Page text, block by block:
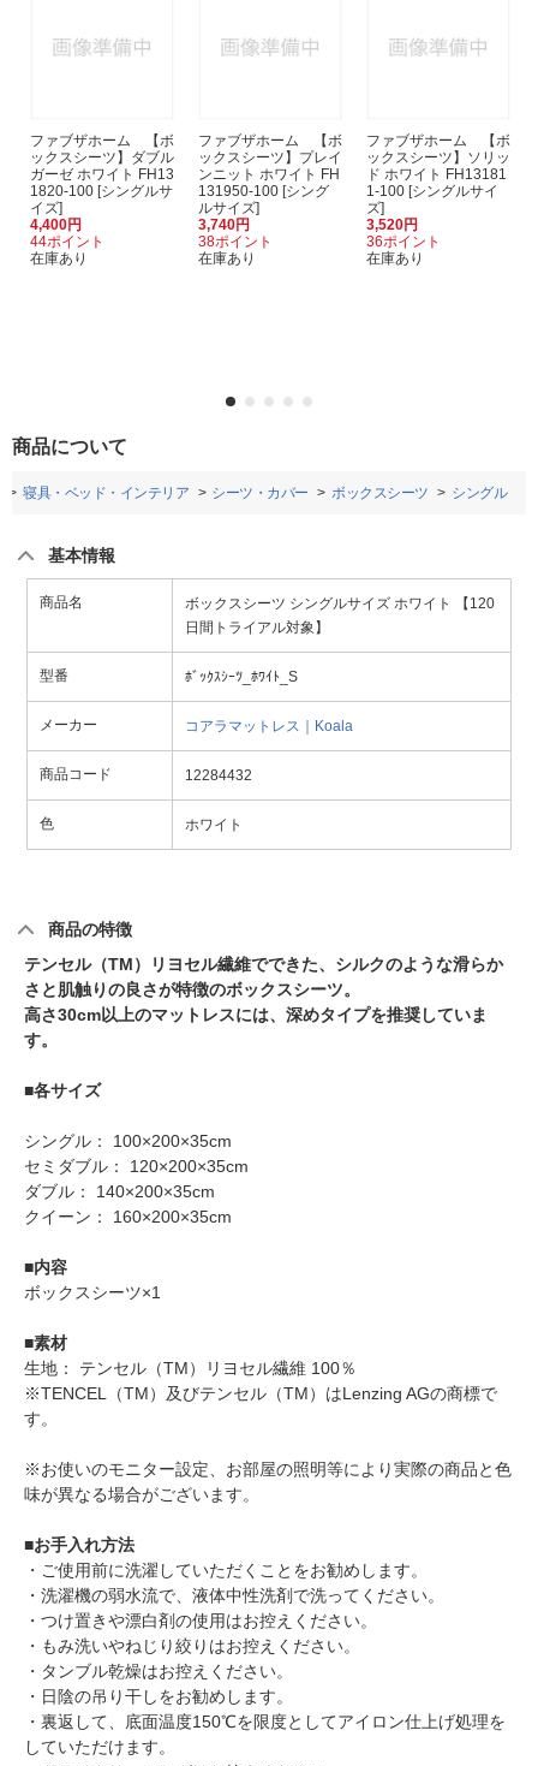
ファブザホーム 【ボ
ックスシーツ】ダブル
ガーゼ ホワイト FH13
1820-100 [シングルサ
イズ]
4,400円
44ポイント
在庫あり
ファブザホーム 【ボ
ックスシーツ】プレイ
ンニット ホワイト FH
131950-100 [シング
ルサイズ]
3,740円
38ポイント
在庫あり
ファブザホーム 【ボ
ックスシーツ】ソリッ
ド ホワイト FH13181
1-100 [シングルサイ
ズ]
3,520円
36ポイント
在庫あり
商品について
寝具・ベッド・インテリア シーツ・カバー ボックスシーツ シングル
基本情報
商品名
ボックスシーツ シングルサイズ ホワイト 【120
日間トライアル対象】
型番 ﾎﾞｯｸｽｼｰﾂ_ﾎﾜｲﾄ_S
メーカー コアラマットレス｜Koala
商品コード 12284432
色 ホワイト
商品の特徴
テンセル（TM）リヨセル繊維でできた、シルクのような滑らか
さと肌触りの良さが特徴のボックスシーツ。
高さ30cm以上のマットレスには、深めタイプを推奨していま
す。
■各サイズ
シングル： 100×200×35cm
セミダブル： 120×200×35cm
ダブル： 140×200×35cm
クイーン： 160×200×35cm
■内容
ボックスシーツ×1
■素材
生地： テンセル（TM）リヨセル繊維 100％
※TENCEL（TM）及びテンセル（TM）はLenzing AGの商標で
す。
※お使いのモニター設定、お部屋の照明等により実際の商品と色
味が異なる場合がございます。
■お手入れ方法
・ご使用前に洗濯していただくことをお勧めします。
・洗濯機の弱水流で、液体中性洗剤で洗ってください。
・つけ置きや漂白剤の使用はお控えください。
・もみ洗いやねじり絞りはお控えください。
・タンブル乾燥はお控えください。
・日陰の吊り干しをお勧めします。
・裏返して、底面温度150℃を限度としてアイロン仕上げ処理を
していただけます。